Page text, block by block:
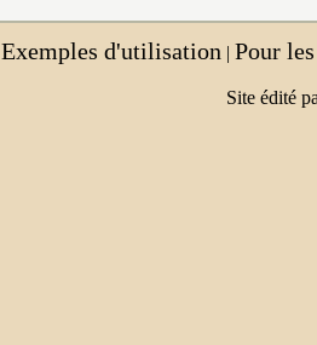
Exemples d'utilisation | Pour
Site édité